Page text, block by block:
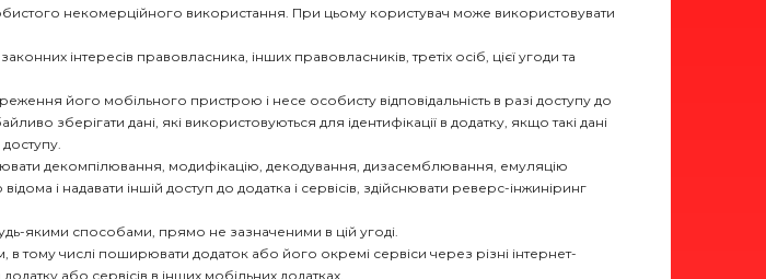
некомерційного використання. При цьому користувач може використовувати
інтересів правовласника, інших правовласників, третіх осіб, цієї угоди та
його мобільного пристрою і несе особисту відповідальність в разі доступу до
зберігати дані, які використовуються для ідентифікації в додатку, якщо такі дані
декомпілювання, модифікацію, декодування, дизасемблювання, емуляцію
і надавати іншій доступ до додатка і сервісів, здійснювати реверс-інжиніринг
якими способами, прямо не зазначеними в цій угоді.
в тому числі поширювати додаток або його окремі сервіси через різні інтернет-
або сервісів в інших мобільних додатках.